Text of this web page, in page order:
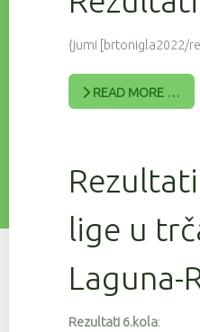
{jumi [brtonigla2022/
READ MORE …
lige u
Laguna-
Rezultati 6.kola: